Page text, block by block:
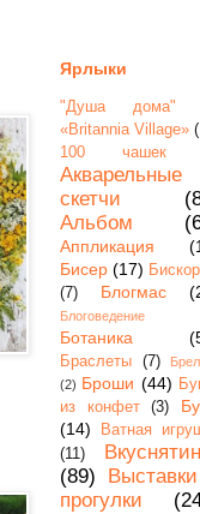
Ярлыки
"Душа дома"
«Britannia Village»
100 чашек
Акварельные
скетчи
Альбом
Аппликация
Бисер (17)
(7)
Блогмас
Блоговедение
Ботаника
Браслеты (7)
(2) Броши (44)
из конфет
(3)
(14)
Ватная
(11)
(89)
прогулки